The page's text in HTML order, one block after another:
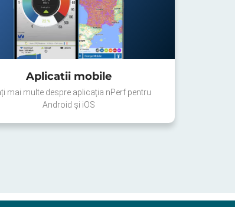
Aplicatii mobile
mai multe despre aplicația nPerf pentru
Android și iOS